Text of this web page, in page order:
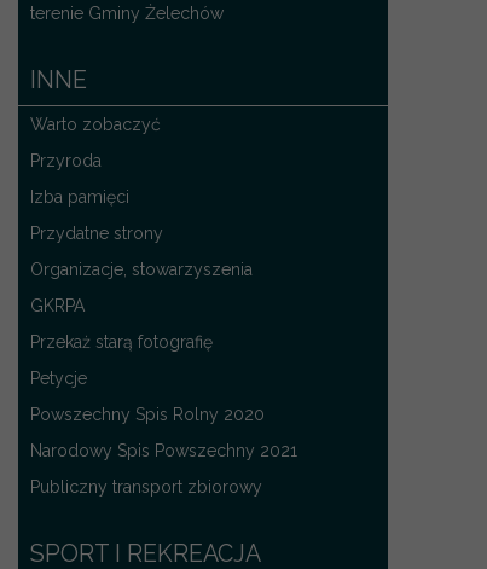
terenie Gminy Żelechów
INNE
Warto zobaczyć
Przyroda
Izba pamięci
Przydatne strony
Organizacje, stowarzyszenia
GKRPA
Przekaż starą fotografię
Petycje
Powszechny Spis Rolny 2020
Narodowy Spis Powszechny 2021
Publiczny transport zbiorowy
SPORT I REKREACJA